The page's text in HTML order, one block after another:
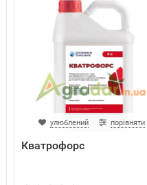
улюблений порівняти
Кватрофорс